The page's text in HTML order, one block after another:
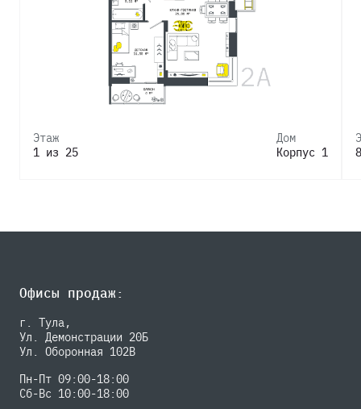
Этаж
1 из 25
Дом
Корпус 1
Офисы продаж:
г. Тула,
Ул. Демонстрации 20Б
Ул. Оборонная 102В
Пн-Пт 09:00-18:00
Сб-Вс 10:00-18:00